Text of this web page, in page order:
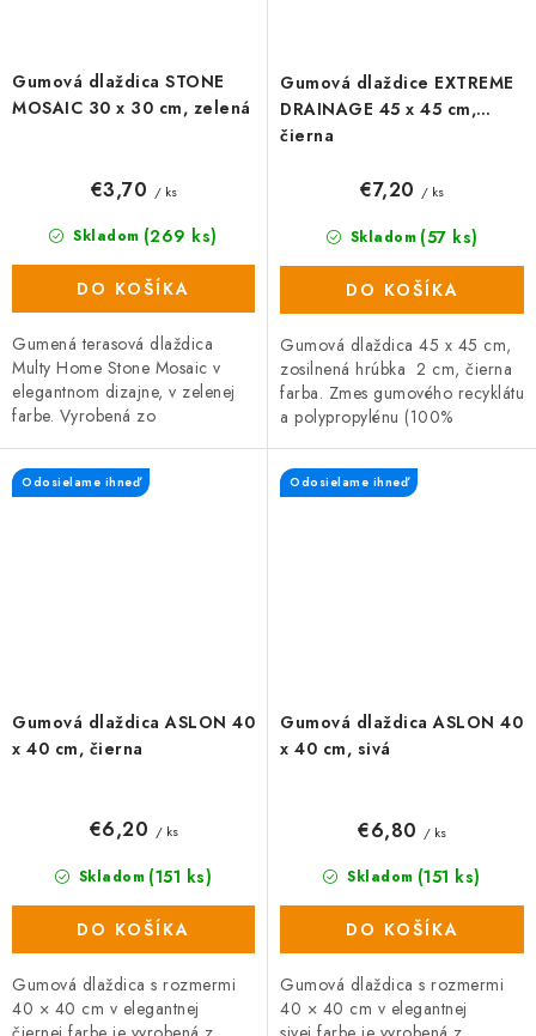
Gumová dlaždica STONE
MOSAIC 30 x 30 cm, zelená
Skladom (269 ks)
€3,70 / ks
DO KOŠÍKA
Gumená terasová dlaždica
Multy Home Stone Mosaic v
elegantnom dizajne, v zelenej
farbe. Vyrobená zo
polypropylénu, čo zaručuje
vysokú odolnosť a...
Gumová dlaždice EXTREME
DRAINAGE 45 x 45 cm,
čierna
Skladom (57 ks)
€7,20 / ks
DO KOŠÍKA
Gumová dlaždica 45 x 45 cm,
zosilnená hrúbka 2 cm, čierna
farba. Zmes gumového recyklátu
a polypropylénu (100%
životnosťou a vysokou...
Gumová dlaždica ASLON 40
x 40 cm, čierna
Odosielame ihneď
Skladom (151 ks)
€6,20 / ks
DO KOŠÍKA
Gumová dlaždica s rozmermi
40 × 40 cm v elegantnej
Gumová dlaždica ASLON 40
x 40 cm, sivá
Odosielame ihneď
Skladom (151 ks)
€6,80 / ks
DO KOŠÍKA
Gumová dlaždica s rozmermi
40 × 40 cm v elegantnej